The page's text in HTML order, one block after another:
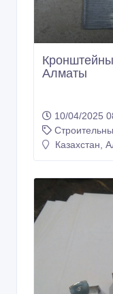
Алматы
10/04/2025
Казахстан,